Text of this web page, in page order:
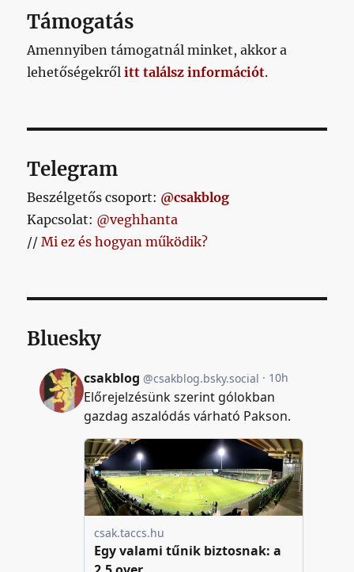
Támogatás
Amennyiben támogatnál minket, akkor a
lehetőségekrőlitt találsz információt.
Telegram
Beszélgetős csoport: @csakblog
Kapcsolat: @veghhanta
//Mi ez és hogyan működik?
Bluesky